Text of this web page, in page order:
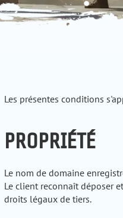
Les présentes conditions
PROPRIÉTÉ
Le nom de domaine
Le client reconnaît déposer
droits légaux de tiers.